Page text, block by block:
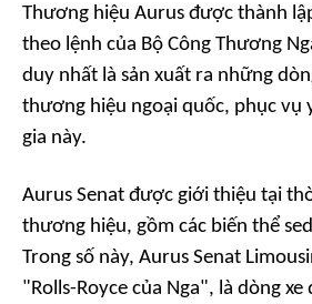
Thương hiệu Aurus được thành
theo lệnh của Bộ Công Thương
duy nhất là sản xuất ra những
thương hiệu ngoại quốc, phục vụ
gia này.
Aurus Senat được giới thiệu tại
thương hiệu, gồm các biến thể
Trong số này, Aurus Senat
"Rolls-Royce của Nga", là dòng